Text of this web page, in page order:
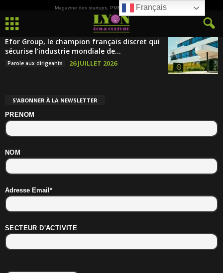
Magazine des startups, PME, ETI et de la Culture
Efor Group, le champion français discret qui
sécurise l’industrie mondiale de...
Parole aux dirigeants 26 JUILLET 2026
S’ABONNER À LA NEWSLETTER
PRENOM
NOM
Adresse Email*
SECTEUR D'ACTIVITE
Français